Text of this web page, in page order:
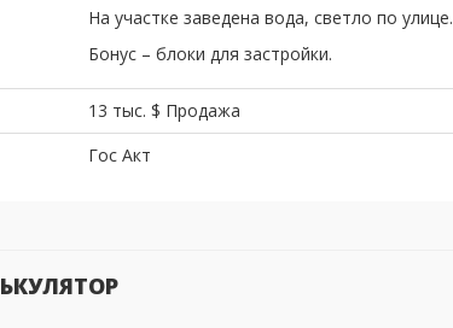
На участке заведена вода, светло по улице.
Бонус – блоки для застройки.
13 тыс. $ Продажа
Гос Акт